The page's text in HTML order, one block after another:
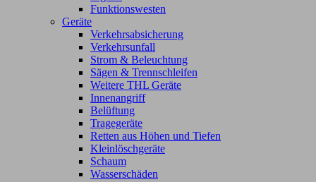
Funktionswesten
Geräte
Verkehrsabsicherung
Verkehrsunfall
Strom & Beleuchtung
Sägen & Trennschleifen
Weitere THL Geräte
Innenangriff
Belüftung
Tragegeräte
Retten aus Höhen und Tiefen
Kleinlöschgeräte
Schaum
Wasserschäden